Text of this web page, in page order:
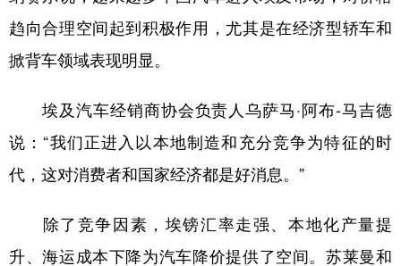
趋向合理空间起到积极作用，尤其是在经济型轿车和
掀背车领域表现明显。
埃及汽车经销商协会负责人乌萨马·阿布-马吉德
说：“我们正进入以本地制造和充分竞争为特征的时
代，这对消费者和国家经济都是好消息。”
除了竞争因素，埃镑汇率走强、本地化产量提
升、海运成本下降为汽车降价提供了空间。苏莱曼和